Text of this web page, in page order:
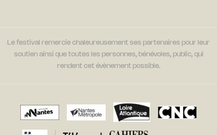
Le festival remercie chaleureusement ses partenaires pour leur
soutien ainsi que toutes les personnes, bénévoles, public, qui
rendent cet évènement possible.